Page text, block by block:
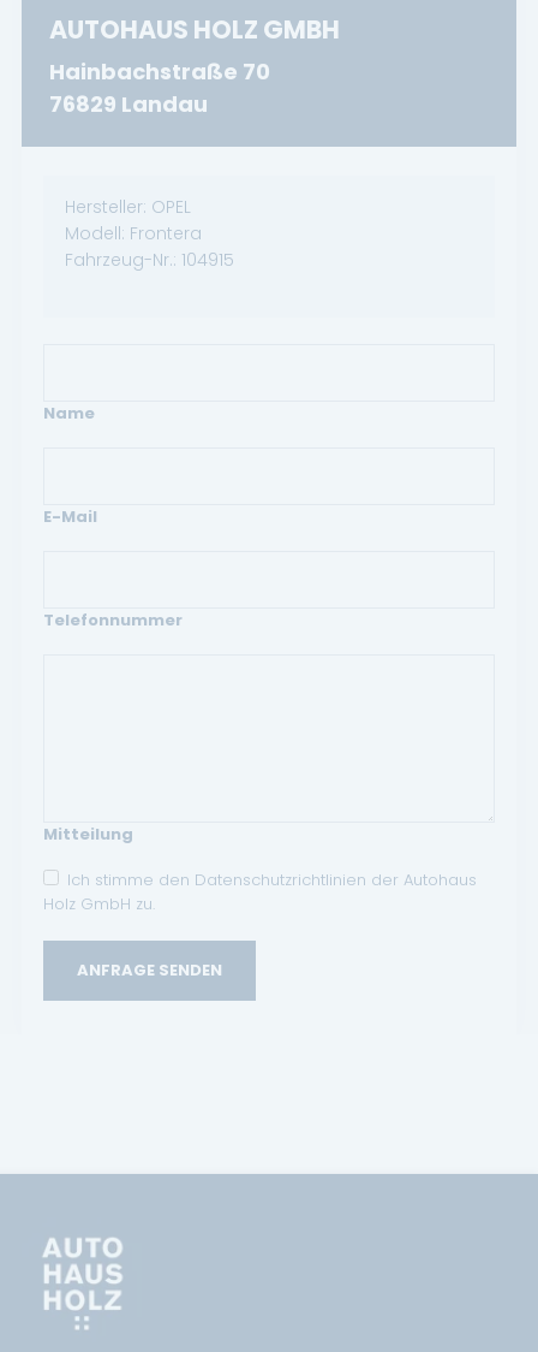
AUTOHAUS HOLZ GMBH
Hainbachstraße 70
76829 Landau
Hersteller: OPEL
Modell: Frontera
Fahrzeug-Nr.: 104915
Name
E-Mail
Telefonnummer
Mitteilung
Ich stimme den Datenschutzrichtlinien der Autohaus
Holz GmbH zu.
ANFRAGE SENDEN